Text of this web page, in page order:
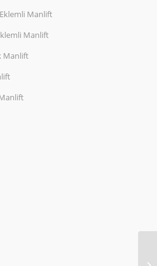
Manlift
Manlift
Manlift